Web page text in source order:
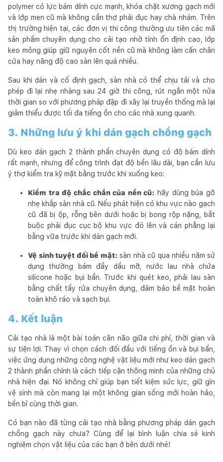
polymer có lực bám dính cực mạnh, khóa chặt xương gạch mới
và lớp men cũ mà không cần thợ phải đục hay chà nhám. Trên
thị trường hiện tại, các đơn vị thi công thường ưu tiên các mã
sản phẩm chuyên dụng cho cải tạo nhờ tính ổn định cao, lớp
keo mỏng giúp giữ nguyên cốt nền cũ mà không làm cấn chân
cửa hay nâng độ cao sàn lên quá nhiều.
Sau khi dán và cố định gạch, sàn nhà có thể chịu tải và cho
phép đi lại nhẹ nhàng sau 24 giờ thi công, rút ngắn một nửa
thời gian so với phương pháp đập đi xây lại truyền thống mà lại
giảm thiểu được tối đa tiếng ồn cho các nhà xung quanh.
3. Những lưu ý khi dán gạch chồng gạch
Dù keo dán gạch 2 thành phần chuyên dụng có độ bám dính
rất mạnh, nhưng để công trình đạt độ bền lâu dài, bạn cần lưu
ý thợ kiểm tra kỹ mặt bằng trước khi xuống keo:
Kiểm tra độ chắc chắn của nền cũ: hãy dùng búa gõ
nhẹ khắp sàn nhà cũ. Nếu phát hiện có khu vực nào gạch
cũ đã bị ộp, rỗng bên dưới hoặc bị bong rộp nặng, bắt
buộc phải đục cục bộ khu vực đó lên và cán phẳng lại
bằng vữa trước khi dán gạch mới.
Vệ sinh tuyệt đối bề mặt: sàn nhà cũ qua nhiều năm sử
dụng thường bám đầy dầu mỡ, nước lau nhà chứa
silicone hoặc bụi bẩn. Trước khi quét keo, phải lau sàn
bằng chất tẩy rửa chuyên dụng, đảm bảo bề mặt hoàn
toàn khô ráo và sạch bụi.
4. Kết luận
Cải tạo nhà là một bài toán cân não giữa chi phí, thời gian và
sự tiện lợi. Thay vì chọn cách đối đầu với tiếng ồn và bụi bẩn,
việc ứng dụng những công nghệ vật liệu mới như keo dán gạch
2 thành phần chính là cách tiếp cận thông minh của những chủ
nhà hiện đại. Nó không chỉ giúp bạn tiết kiệm sức lực, giữ gìn
vệ sinh mà còn mang lại một không gian sống mới hoàn hảo,
bền bỉ cùng thời gian.
Có bạn nào đã từng cải tạo nhà bằng phương pháp dán gạch
chồng gạch này chưa? Cùng để lại bình luận chia sẻ kinh
nghiệm chọn vật liệu của các bạn ở bên dưới nhé!